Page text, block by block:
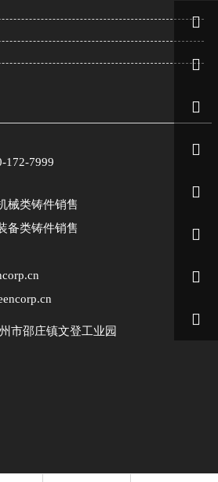
172-7999
械类铸件销售
备类铸件销售
市邵庄镇文登工业园







